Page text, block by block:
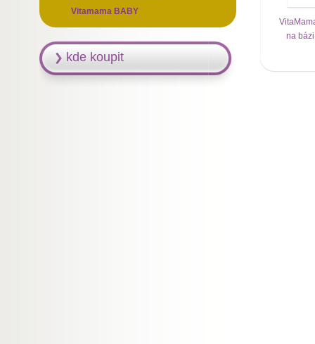
na
Vitamama BABY
kde koupit